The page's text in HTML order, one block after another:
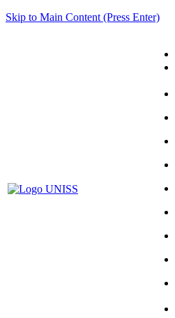
Skip to Main Content (Press Enter)